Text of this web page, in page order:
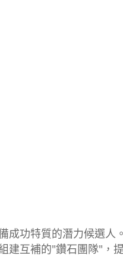
成功特質的潛力候選人
建互補的"鑽石團隊"，